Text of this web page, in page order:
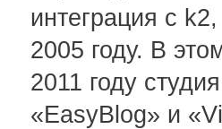
интеграция с
2005 году. В
2011 году
«EasyBlog» и